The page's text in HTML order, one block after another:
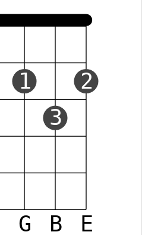
G B E
1
3
2